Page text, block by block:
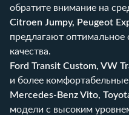
обратите внимание на
Citroen Jumpy, Peugeot
предлагают
качества.
Ford Transit Custom, VW
и более
Mercedes-Benz Vito,
модели с высоким